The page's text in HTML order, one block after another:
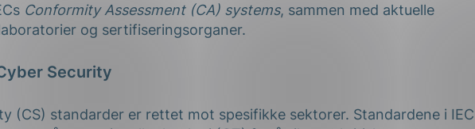
Conformity Assessment (CA) systems, sammen med aktuelle
og sertifiseringsorganer.
Security
(CS) standarder er rettet mot spesifikke sektorer. Standardene i IEC